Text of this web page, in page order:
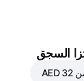
السجق
AED 32